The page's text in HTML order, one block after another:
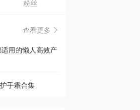
🇦🇺
🇳🇿新西兰
粉丝
查看更多
用的懒人高效产
手霜合集